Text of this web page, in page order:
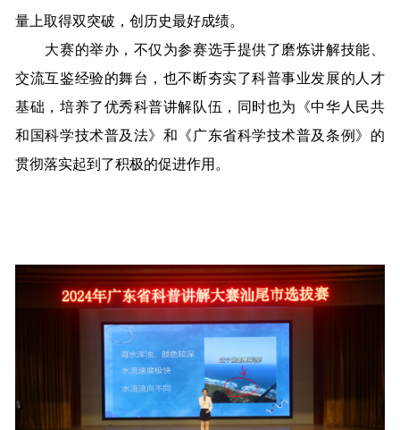
量上取得双突破，创历史最好成绩。
大赛的举办，不仅为参赛选手提供了磨炼讲解技能、
交流互鉴经验的舞台，也不断夯实了科普事业发展的人才
基础，培养了优秀科普讲解队伍，同时也为《中华人民共
和国科学技术普及法》和《广东省科学技术普及条例》的
贯彻落实起到了积极的促进作用。